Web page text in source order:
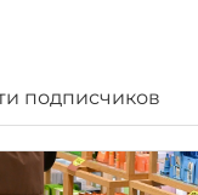
подписчиков